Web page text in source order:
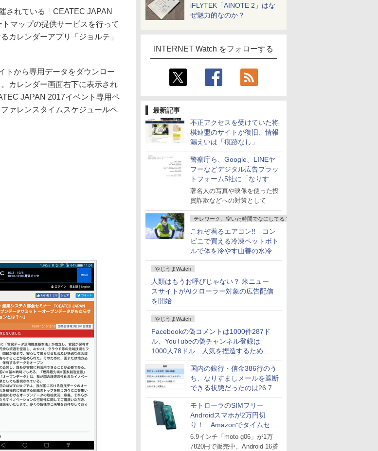
iFLYTEK「AINOTE 2」はな
ぜ魅力的なのか？
INTERNET Watch をフォローする
最新記事
不正アクセスを受けていた将
棋連盟のサイトが復旧、情報
漏えいは「痕跡なし」
警察庁ら、Google、LINEヤ
フーなどデジタル広告プラッ
トフォーム5社に「なりすま
し詐欺広告」対策強化を要請
著名人の写真や映像を使った投
資詐欺などへの対策として
テレワーク、空いた時間でなにしてる？
これぞ着るエアコン!! コン
ビニで買える冷凍ペットボト
ルで体を冷やす山善の水冷ベ
ストがロードバイクにちょう
どいい【ぼっち・ざ・ろー
ど！その14】
やじうまWatch
人類はもうお呼びじゃない？ 米ニュー
スサイトがAIクローラー対象の広告配信
を開始
やじうまWatch
Facebookの偽コメントは1000件287ド
ル、YouTubeの偽チャンネル登録は
1000人78ドル…人気を捏造するための
価格リストが公開中
国内の銀行・信金386行のう
ち、なりすましメールを遮断
できる状態だったのは26.7％
にとどまる～GMOブランド
セキュリティ調査
モトローラのSIMフリー
Androidスマホが2万円切
り！ Amazonでタイムセー
ル
6.9インチ「moto g06」が1万
7820円で販売中。Android 16搭
されている「CEATEC JAPAN
マップの提供サービスを行って
カレンダーアプリ「ジョルテ」
から専用データをダウンロー
カレンダー画面右下に表示され
JAPAN 2017イベント専用ペ
ァレンスタイムスケジュールペ